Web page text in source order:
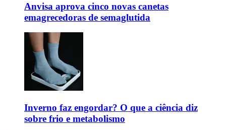
Anvisa aprova cinco novas canetas
emagrecedoras de semaglutida
Inverno faz engordar? O que a ciência diz
sobre frio e metabolismo